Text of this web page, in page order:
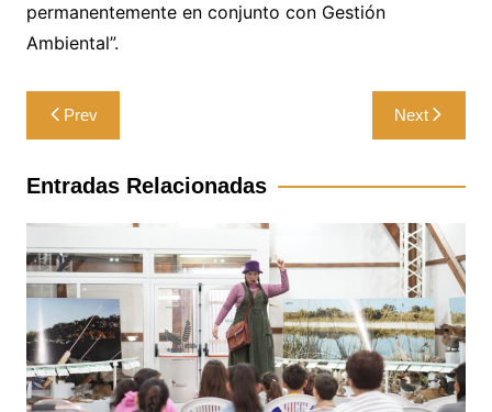
permanentemente en conjunto con Gestión
Ambiental”.
Navegación
de
entradas
Prev Next
Entradas Relacionadas